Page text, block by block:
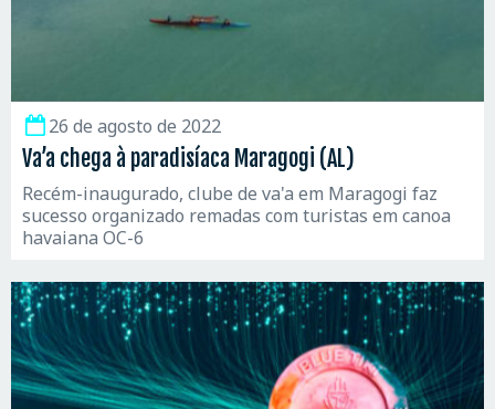
26 de agosto de 2022
Va’a chega à paradisíaca Maragogi (AL)
Recém-inaugurado, clube de va'a em Maragogi faz
sucesso organizado remadas com turistas em canoa
havaiana OC-6